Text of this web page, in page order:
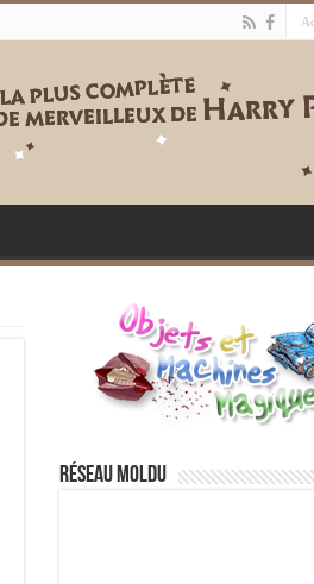
Réseau moldu